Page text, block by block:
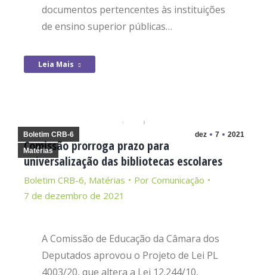
documentos pertencentes às instituições
de ensino superior públicas…
Leia Mais
dez 7 2021
Boletim CRB-6
Matérias
Comissão prorroga prazo para
universalização das bibliotecas escolares
Boletim CRB-6, Matérias Por Comunicação
7 de dezembro de 2021
A Comissão de Educação da Câmara dos
Deputados aprovou o Projeto de Lei PL
4003/20, que altera a Lei 12.244/10,